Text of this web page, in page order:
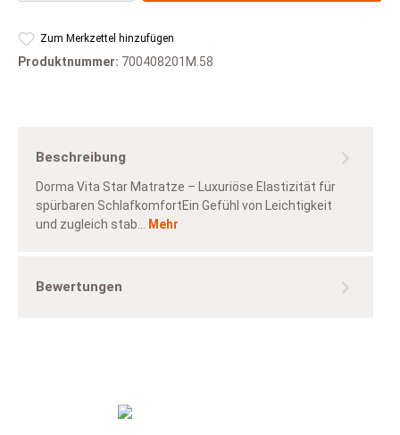
Zum Merkzettel hinzufügen
Produktnummer: 700408201M.58
Beschreibung
Dorma Vita Star Matratze – Luxuriöse Elastizität für
spürbaren SchlafkomfortEin Gefühl von Leichtigkeit
und zugleich stab…
Mehr
Bewertungen